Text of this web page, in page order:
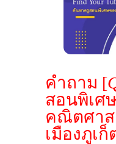
คำถาม [
สอนพิเศ
คณิตศาส
เมืองภูเก็